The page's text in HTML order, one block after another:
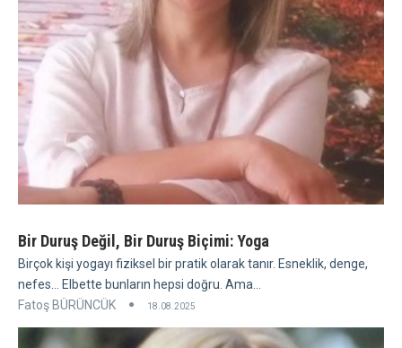
Bir Duruş Değil, Bir Duruş Biçimi: Yoga
Birçok kişi yogayı fiziksel bir pratik olarak tanır. Esneklik, denge,
nefes... Elbette bunların hepsi doğru. Ama...
Fatoş BÜRÜNCÜK
18.08.2025